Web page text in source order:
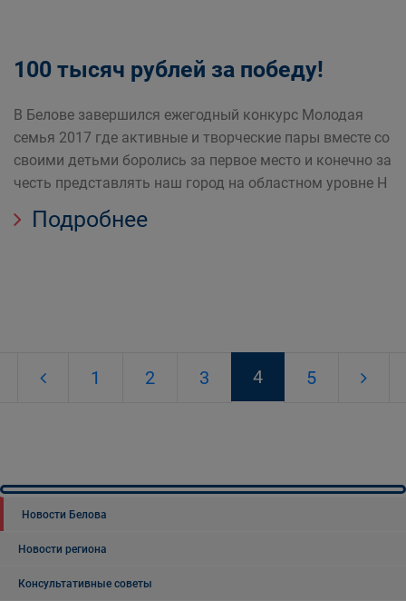
100 тысяч рублей за победу!
В Белове завершился ежегодный конкурс Молодая
семья 2017 где активные и творческие пары вместе со
своими детьми боролись за первое место и конечно за
честь представлять наш город на областном уровне Н
Подробнее
1 2 3 4 5
Новости Белова
Новости региона
Консультативные советы